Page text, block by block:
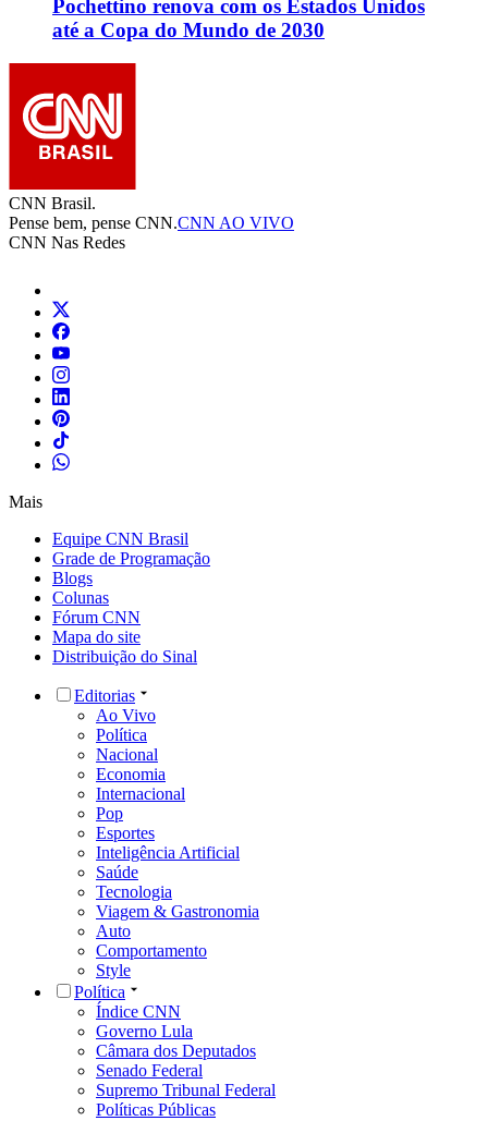
Pochettino renova com os Estados Unidos
até a Copa do Mundo de 2030
CNN Brasil.
Pense bem, pense CNN.CNN AO VIVO
CNN Nas Redes
Mais
Equipe CNN Brasil
Grade de Programação
Blogs
Colunas
Fórum CNN
Mapa do site
Distribuição do Sinal
Editorias
Ao Vivo
Política
Nacional
Economia
Internacional
Pop
Esportes
Inteligência Artificial
Saúde
Tecnologia
Viagem & Gastronomia
Auto
Comportamento
Style
Política
Índice CNN
Governo Lula
Câmara dos Deputados
Senado Federal
Supremo Tribunal Federal
Políticas Públicas